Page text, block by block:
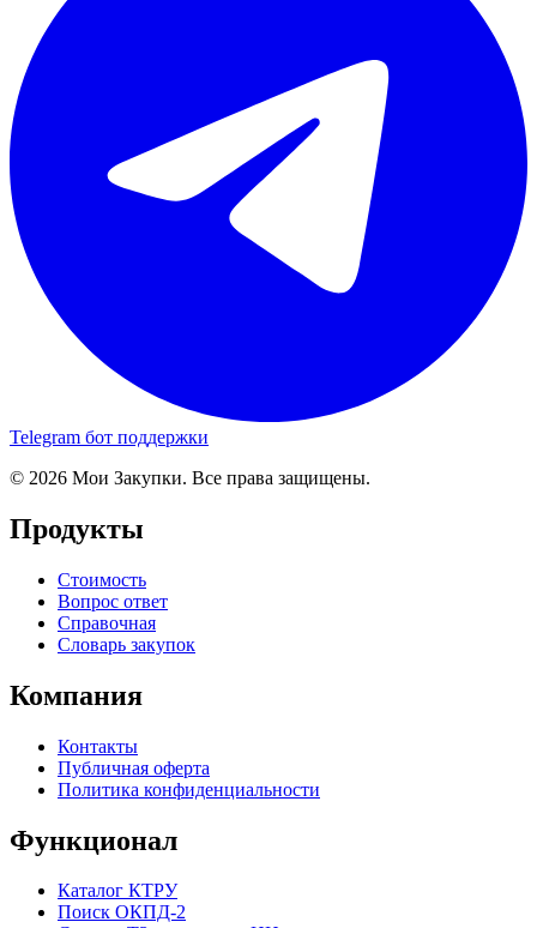
Telegram бот поддержки
© 2026 Мои Закупки. Все права защищены.
Продукты
Стоимость
Вопрос ответ
Справочная
Словарь закупок
Компания
Контакты
Публичная оферта
Политика конфиденциальности
Функционал
Каталог КТРУ
Поиск ОКПД-2